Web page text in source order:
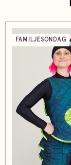
FAMILJESÖNDAG